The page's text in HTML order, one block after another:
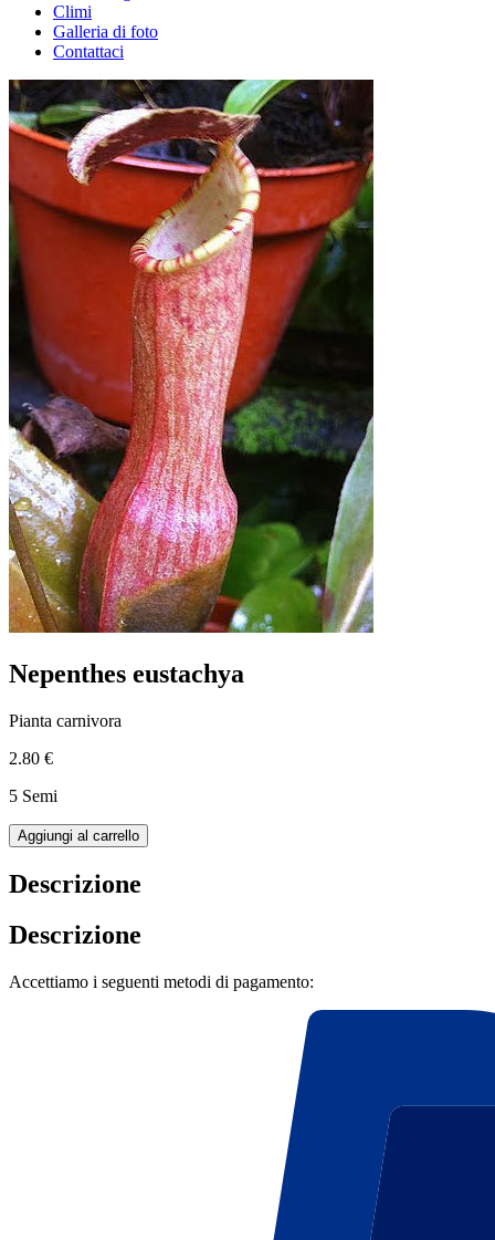
Climi
Galleria di foto
Contattaci
Nepenthes eustachya
Pianta carnivora
2.80 €
5 Semi
Aggiungi al carrello
Descrizione
Descrizione
Accettiamo i seguenti metodi di pagamento: